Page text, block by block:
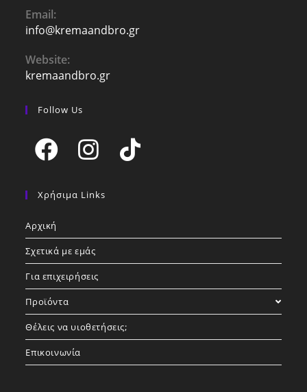
Email:
info@kremaandbro.grOpens
Website:
kremaandbro.gr
Follow Us
in
new
in
Χρήσιμα Links
Αρχική
Σχετικά με εμάς
Για επιχειρήσεις
Προϊόντα
Θέλεις να υιοθετήσεις;
Επικοινωνία